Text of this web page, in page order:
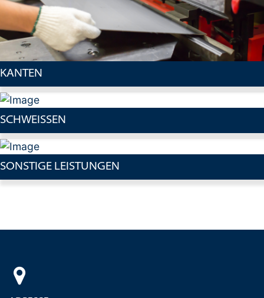
KANTEN
SCHWEISSEN
SONSTIGE LEISTUNGEN